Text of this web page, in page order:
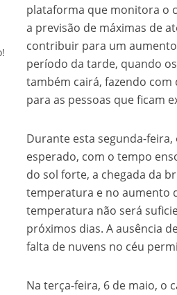
plataforma que monitora o
a previsão de máximas de
contribuir para um
período da tarde, quando
também cairá, fazendo
para as pessoas que ficam
Durante esta segunda-
esperado, com o tempo
do sol forte, a chegada da
temperatura e no aumento
temperatura não será
próximos dias. A ausência
falta de nuvens no céu
Na terça-feira, 6 de maio, o